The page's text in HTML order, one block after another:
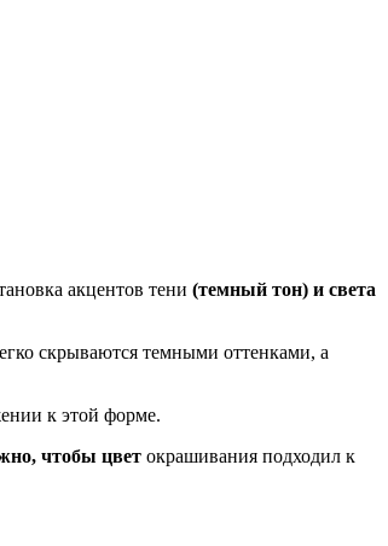
акцентов тени (темный тон) и света
скрываются темными оттенками, а
к этой форме.
чтобы цвет окрашивания подходил к